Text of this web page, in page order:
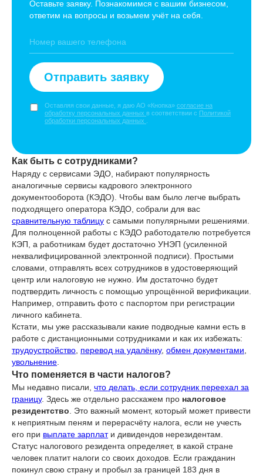
Оставьте заявку. Познакомимся с вашим бизнесом,
ответим на вопросы и возьмем учёт на себя.
Отправить заявку
Оставляя свои данные, я даю АО «Кнопка» согласие на
обработку персональных данных в соответствии с Политикой
обработки персональных данных
Как быть с сотрудниками?
Наряду с сервисами ЭДО, набирают популярность
аналогичные сервисы кадрового электронного
документооборота (КЭДО). Чтобы вам было легче выбрать
подходящего оператора КЭДО, собрали для вас
сравнительную таблицу с самыми популярными решениями.
Для полноценной работы с КЭДО работодателю потребуется
КЭП, а работникам будет достаточно УНЭП (усиленной
неквалифицированной электронной подписи). Простыми
словами, отправлять всех сотрудников в удостоверяющий
центр или налоговую не нужно. Им достаточно будет
подтвердить личность с помощью упрощённой верификации.
Например, отправить фото с паспортом при регистрации
личного кабинета.
Кстати, мы уже рассказывали какие подводные камни есть в
работе с дистанционными сотрудниками и как их избежать:
трудоустройство перевод на удалёнку, обмен документами
увольнение
Что поменяется в части налогов?
Мы недавно писали, что делать, если сотрудник переехал за
границу. Здесь же отдельно расскажем про налоговое
резидентство . Это важный момент, который может привести
к неприятным пеням и перерасчёту налога, если не учесть
его при выплате зарплати дивидендов нерезидентам.
Статус налогового резидента определяет, в какой стране
человек платит налоги со своих доходов. Если гражданин
покинул свою страну и пробыл за границей 183 дня в